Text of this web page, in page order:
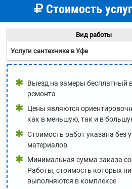
Стоимость
Вид работы
Услуги сантехника в Уфе
Выезд на замеры бесплатный
ремонта
Цены являются
как в меньшую, так и в
Стоимость работ указана без
материалов
Минимальная сумма заказа
Работы, стоимость которых
выполняются в комплексе